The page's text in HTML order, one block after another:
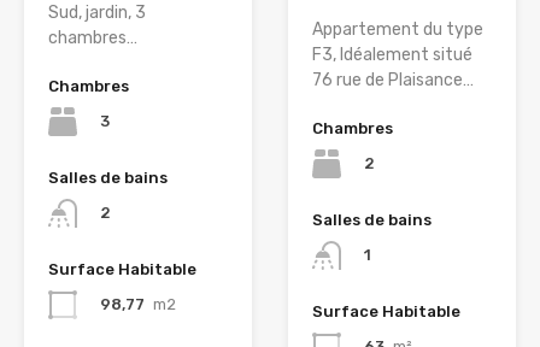
Sud, jardin, 3
chambres…
Chambres
3
Salles de bains
2
Surface Habitable
98,77 m2
Appartement du type
F3, Idéalement situé
76 rue de Plaisance…
Chambres
2
Salles de bains
1
Surface Habitable